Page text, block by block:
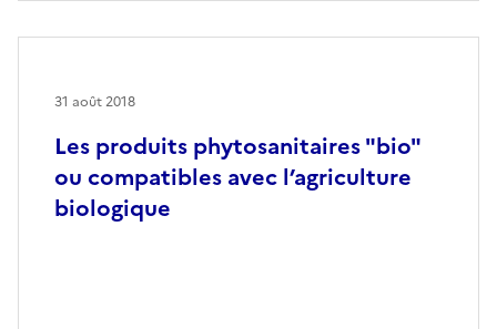
Les produits phytosanitaires "bio"
ou compatibles avec l’agriculture
biologique
31 août 2018